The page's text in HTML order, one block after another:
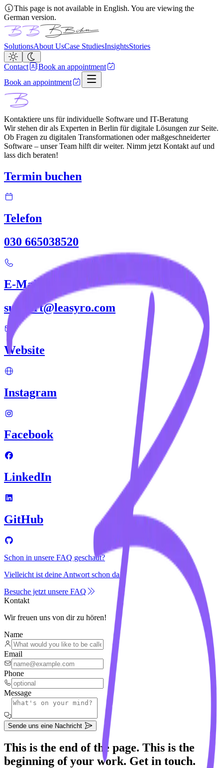
This page is not available in English. You are viewing the
German version.
SolutionsAbout UsCase StudiesInsightsStories
Contact
Book an appointment
Book an appointment
Kontaktiere uns für individuelle Software und IT-Beratung
Wir stehen dir als Experten in Berlin für digitale Lösungen zur Seite.
Ob Fragen zu digitalen Transformationen oder maßgeschneiderter
Software – unser Team hilft dir weiter. Nimm jetzt Kontakt auf und
lass dich beraten!
Termin buchen
Telefon
030 665038520
E-Mail
support@leasyro.com
Website
Instagram
Facebook
LinkedIn
GitHub
Schon in unsere FAQ geschaut?
Vielleicht ist deine Antwort schon da!
Besuche jetzt unsere FAQ
Kontakt
Wir freuen uns von dir zu hören!
Name
Email
Phone
Message
Sende uns eine Nachricht
This is the end of the page. This is the
beginning of your work. Get in touch.